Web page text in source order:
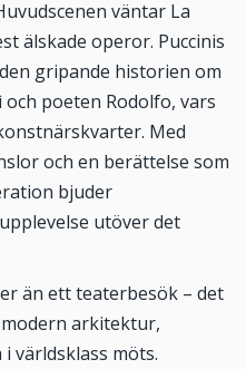
väntar La
älskade operor. Puccinis
gripande historien om
poeten Rodolfo, vars
Med
och en berättelse som
bjuder
utöver det
än ett teaterbesök – det
arkitektur,
världsklass möts.